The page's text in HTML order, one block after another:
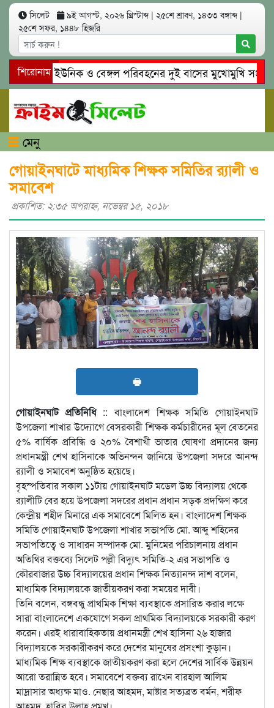
সিলেট ৯ই আগস্ট, ২০২৬ খ্রিস্টাব্দ | ২৫শে শ্রাবণ, ১৪৩৩ বঙ্গাব্দ |
২৫শে সফর, ১৪৪৮ হিজরি
শিরোনাম
সিলেটে ইউনিক ও বেঙ্গল পরিবহনের দুই বাসের মুখোমুখি
গোয়াইনঘাটে প্রেমের ফাঁদে তরুণী পাচার: মাদকাসক্ত রিমালকে
মেনু
গোয়াইনঘাটে মাধ্যমিক শিক্ষক সমিতির র‌্যালী ও
সমাবেশ
প্রকাশিত: ২:৩৫ অপরাহ্ণ, নভেম্বর ১৫, ২০১৮
🖶
গোয়াইনঘাট প্রতিনিধি :: বাংলাদেশ শিক্ষক সমিতি গোয়াইনঘাট
উপজেলা শাখার উদ্যোগে বেসরকারী শিক্ষক কর্মচারীদের মূল বেতনের
৫% বার্ষিক প্রবিদ্ধি ও ২০% বৈশাখী ভাতার ঘোষণা প্রদানের জন্য
প্রধানমন্ত্রী শেখ হাসিনাকে অভিনন্দন জানিয়ে উপজেলা সদরে আনন্দ
র‌্যালী ও সমাবেশ অনুষ্ঠিত হয়েছে।
বৃহস্পতিবার সকাল ১১টায় গোয়াইনঘাট মডেল উচ্চ বিদ্যালয় থেকে
র‌্যালীটি বের হয়ে উপজেলা সদরের প্রধান প্রধান সড়ক প্রদক্ষিণ করে
কেন্দ্রীয় শহীদ মিনারে এক সমাবেশে মিলিত হন। বাংলাদেশ শিক্ষক
সমিতি গোয়াইনঘাট উপজেলা শাখার সভাপতি মো. আব্দু শহিদের
সভাপতিত্বে ও সাধারন সম্পাদক মো. মুনিমের পরিচালনায় প্রধান
অতিথির বক্তব্যে সিলেট পল্লী বিদ্যুৎ সমিতি-২ এর সভাপতি ও
কৌরবাজার উচ্চ বিদ্যালয়ের প্রধান শিক্ষক নিত্যানন্দ দাশ বলেন,
মাধ্যমিক বিদ্যালয়কে জাতীয়করণ করা সময়ের দাবী।
তিনি বলেন, বঙ্গবন্ধু প্রাথমিক শিক্ষা ব্যবস্থাকে প্রসারিত করার লক্ষে
সারা বাংলাদেশে একযোগে সকল প্রাথমিক বিদ্যালয়কে সরকারী করণ
করেন। এরই ধারাবাহিকতায় প্রধানমন্ত্রী শেখ হাসিনা ২৬ হাজার
বিদ্যালয়কে সরকারীকরণ করে দেশের মানুষের প্রসংশা কুড়ান।
মাধ্যমিক শিক্ষ ব্যবস্থাকে জাতীয়করণ করা হলে দেশের সার্বিক উন্নয়ন
আরো তরান্নিত হবে। সমাবেশে বক্তব্য রাখেন বারহাল আলিম
মাদ্রাসার অধ্যক্ষ মাও. নেছার আহমদ, মাষ্টার সত্যব্রত বর্মন, শরীফ